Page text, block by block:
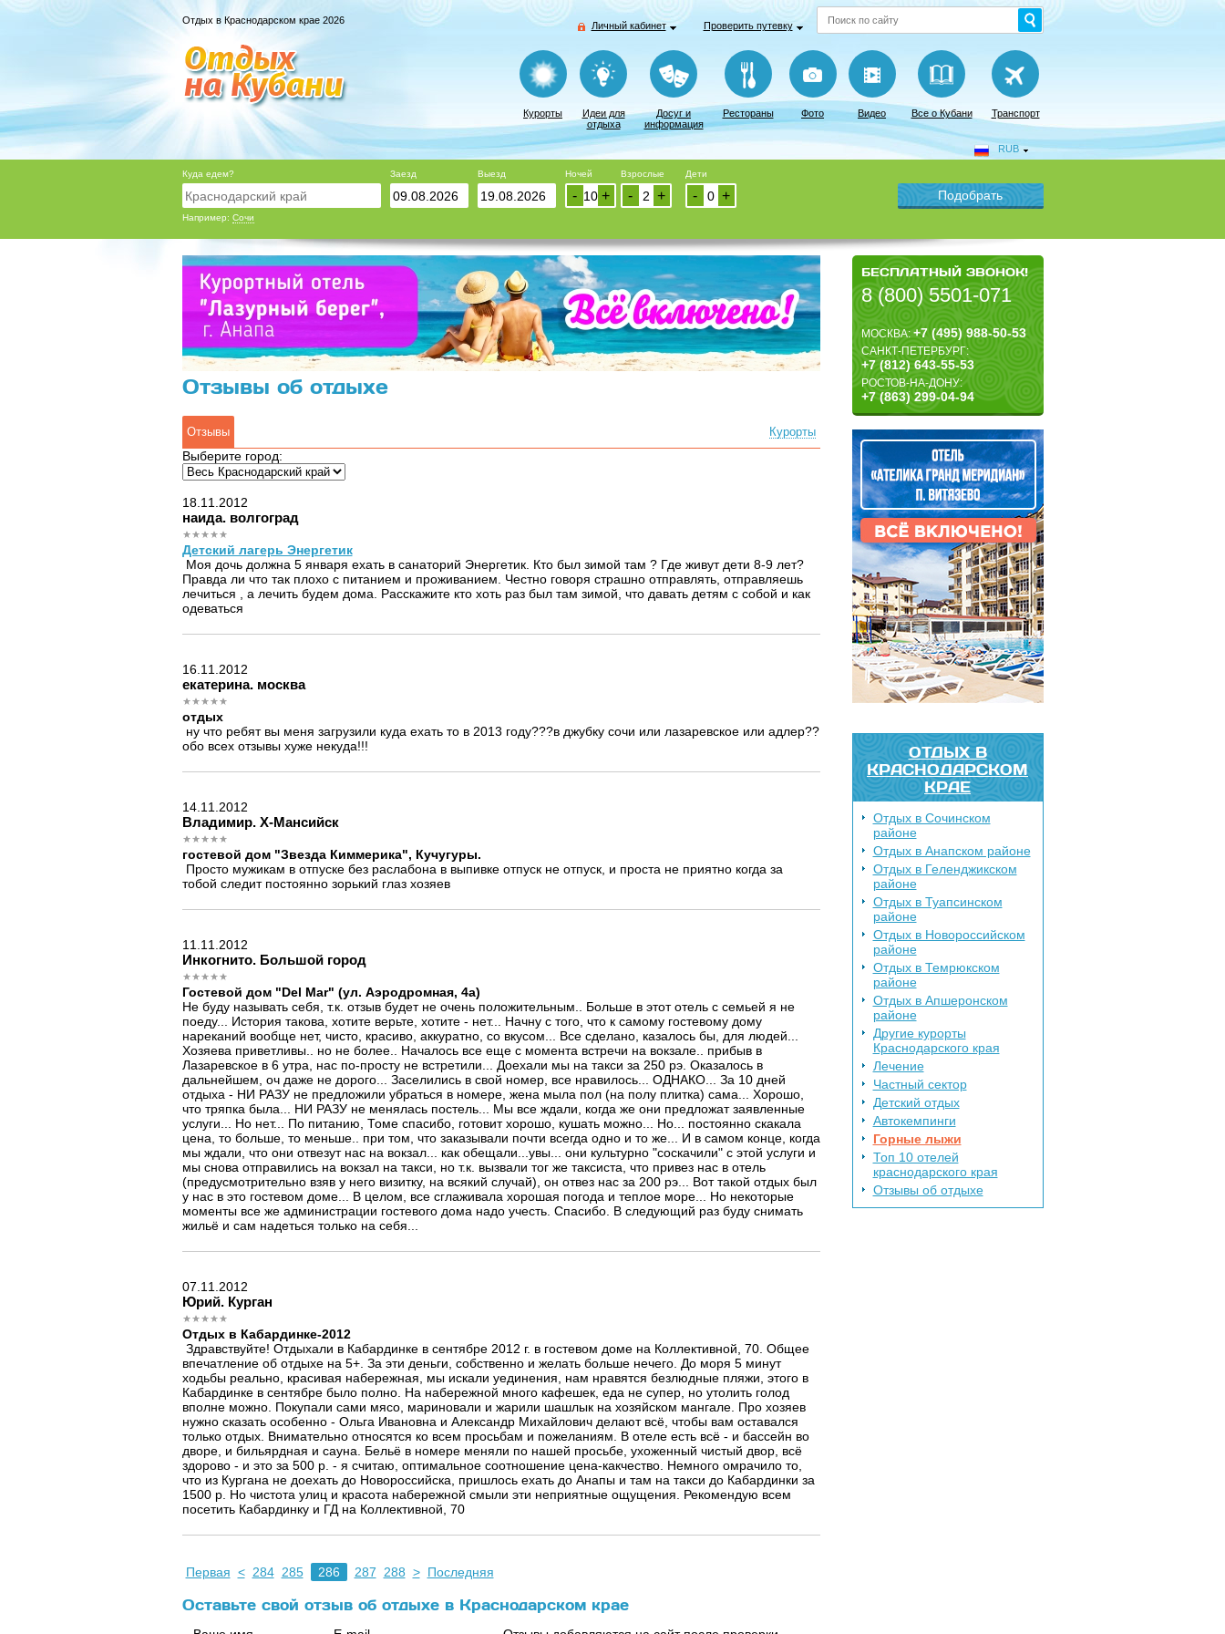
Отдых в Краснодарском крае 2026 Личный кабинет Проверить путевку
Курорты
Идеи для
отдыха
Досуг и
информация
Рестораны Фото Видео Все о Кубани Транспорт
RUB
Куда едем?
Например: Сочи
Заезд Выезд Ночей
+
-
Взрослые
+
-
Дети
+
-
БЕСПЛАТНЫЙ ЗВОНОК!
8 (800) 5501-071
МОСКВА:+7 (495) 988-50-53
САНКТ-ПЕТЕРБУРГ:
+7 (812) 643-55-53
РОСТОВ-НА-ДОНУ:
+7 (863) 299-04-94
ОТДЫХ В
КРАСНОДАРСКОМ
КРАЕ
Отдых в Сочинском
районе
Отдых в Анапском районе
Отдых в Геленджикском
районе
Отдых в Туапсинском
районе
Отдых в Новороссийском
районе
Отдых в Темрюкском
районе
Отдых в Апшеронском
районе
Другие курорты
Краснодарского края
Лечение
Частный сектор
Детский отдых
Автокемпинги
Горные лыжи
Топ 10 отелей
краснодарского края
Отзывы об отдыхе
Отзывы об отдыхе
Отзывы Курорты
Выберите город:
18.11.2012
наида. волгоград
Детский лагерь Энергетик
Моя дочь должна 5 января ехать в санаторий Энергетик. Кто был зимой там ? Где живут дети 8-9 лет?
Правда ли что так плохо с питанием и проживанием. Честно говоря страшно отправлять, отправляешь
лечиться , а лечить будем дома. Расскажите кто хоть раз был там зимой, что давать детям с собой и как
одеваться
16.11.2012
екатерина. москва
отдых
ну что ребят вы меня загрузили куда ехать то в 2013 году???в джубку сочи или лазаревское или адлер??
обо всех отзывы хуже некуда!!!
14.11.2012
Владимир. Х-Мансийск
гостевой дом "Звезда Киммерика", Кучугуры.
Просто мужикам в отпуске без раслабона в выпивке отпуск не отпуск, и проста не приятно когда за
тобой следит постоянно зорький глаз хозяев
11.11.2012
Инкогнито. Большой город
Гостевой дом "Del Mar" (ул. Аэродромная, 4а)
Не буду называть себя, т.к. отзыв будет не очень положительным.. Больше в этот отель с семьей я не
поеду... История такова, хотите верьте, хотите - нет... Начну с того, что к самому гостевому дому
нареканий вообще нет, чисто, красиво, аккуратно, со вкусом... Все сделано, казалось бы, для людей...
Хозяева приветливы.. но не более.. Началось все еще с момента встречи на вокзале.. прибыв в
Лазаревское в 6 утра, нас по-просту не встретили... Доехали мы на такси за 250 рэ. Оказалось в
дальнейшем, оч даже не дорого... Заселились в свой номер, все нравилось... ОДНАКО... За 10 дней
отдыха - НИ РАЗУ не предложили убраться в номере, жена мыла пол (на полу плитка) сама... Хорошо,
что тряпка была... НИ РАЗУ не менялась постель... Мы все ждали, когда же они предложат заявленные
услуги... Но нет... По питанию, Томе спасибо, готовит хорошо, кушать можно... Но... постоянно скакала
цена, то больше, то меньше.. при том, что заказывали почти всегда одно и то же... И в самом конце, когда
мы ждали, что они отвезут нас на вокзал... как обещали...увы... они культурно "соскачили" с этой услуги и
мы снова отправились на вокзал на такси, но т.к. вызвали тог же таксиста, что привез нас в отель
(предусмотрительно взяв у него визитку, на всякий случай), он отвез нас за 200 рэ... Вот такой отдых был
у нас в это гостевом доме... В целом, все сглаживала хорошая погода и теплое море... Но некоторые
моменты все же администрации гостевого дома надо учесть. Спасибо. В следующий раз буду снимать
жильё и сам надеться только на себя...
07.11.2012
Юрий. Курган
Отдых в Кабардинке-2012
Здравствуйте! Отдыхали в Кабардинке в сентябре 2012 г. в гостевом доме на Коллективной, 70. Общее
впечатление об отдыхе на 5+. За эти деньги, собственно и желать больше нечего. До моря 5 минут
ходьбы реально, красивая набережная, мы искали уединения, нам нравятся безлюдные пляжи, этого в
Кабардинке в сентябре было полно. На набережной много кафешек, еда не супер, но утолить голод
вполне можно. Покупали сами мясо, мариновали и жарили шашлык на хозяйском мангале. Про хозяев
нужно сказать особенно - Ольга Ивановна и Александр Михайлович делают всё, чтобы вам оставался
только отдых. Внимательно относятся ко всем просьбам и пожеланиям. В отеле есть всё - и бассейн во
дворе, и бильярдная и сауна. Бельё в номере меняли по нашей просьбе, ухоженный чистый двор, всё
здорово - и это за 500 р. - я считаю, оптимальное соотношение цена-какчество. Немного омрачило то,
что из Кургана не доехать до Новороссийска, пришлось ехать до Анапы и там на такси до Кабардинки за
1500 р. Но чистота улиц и красота набережной смыли эти неприятные ощущения. Рекомендую всем
посетить Кабардинку и ГД на Коллективной, 70
Первая < 284 285 286 287 288 > Последняя
Оставьте свой отзыв об отдыхе в Краснодарском крае